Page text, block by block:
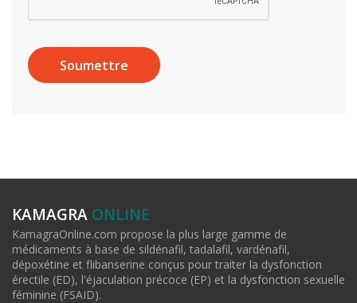
KAMAGRA ONLINE
KamagraOnline.com propose la plus large gamme de
médicaments à base de sildénafil, tadalafil, vardénafil,
dépoxétine et flibanserine conçus pour traiter la dysfonction
érectile (ED), l'éjaculation précoce (EP) et la dysfonction sexuelle
féminine (FSAID).